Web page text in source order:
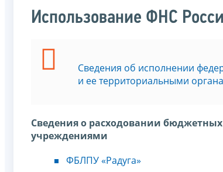
Использование ФНС
Сведения об исполнении
и ее территориальными
Сведения о расходовании
учреждениями
ФБЛПУ «Радуга»